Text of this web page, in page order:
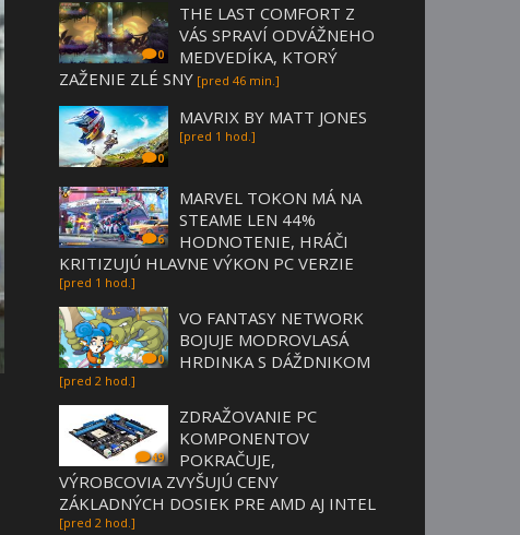
0
THE LAST COMFORT Z
VÁS SPRAVÍ ODVÁŽNEHO
MEDVEDÍKA, KTORÝ
ZAŽENIE ZLÉ SNY [pred 46 min.]
0
MAVRIX BY MATT JONES
[pred 1 hod.]
6
MARVEL TOKON MÁ NA
STEAME LEN 44%
HODNOTENIE, HRÁČI
KRITIZUJÚ HLAVNE VÝKON PC VERZIE
[pred 1 hod.]
0
VO FANTASY NETWORK
BOJUJE MODROVLASÁ
HRDINKA S DÁŽDNIKOM
[pred 2 hod.]
49
ZDRAŽOVANIE PC
KOMPONENTOV
POKRAČUJE,
VÝROBCOVIA ZVYŠUJÚ CENY
ZÁKLADNÝCH DOSIEK PRE AMD AJ INTEL
[pred 2 hod.]